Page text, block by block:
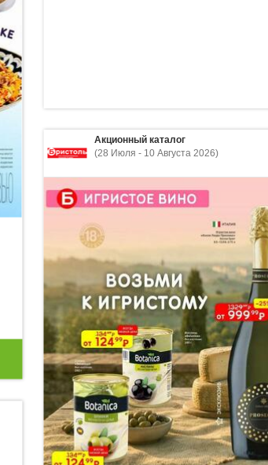
Акционный каталог
(28 Июля - 10 Августа 2026)